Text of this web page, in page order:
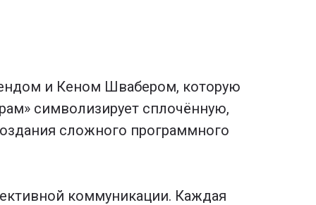
и Кеном Швабером, которую
символизирует сплочённую,
сложного программного
коммуникации. Каждая